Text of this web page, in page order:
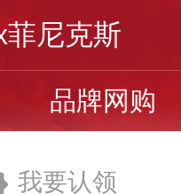
菲尼克斯
品牌网购
我要认领